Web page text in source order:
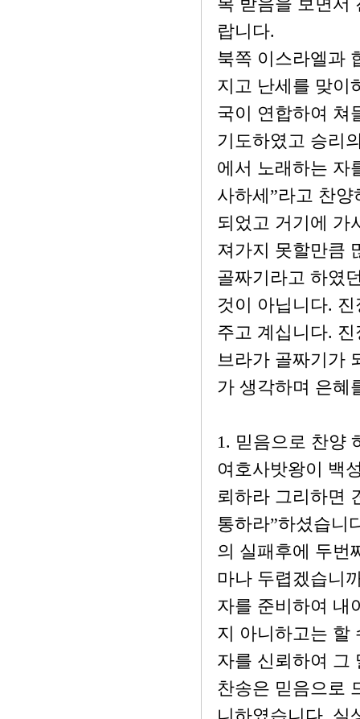
복 받음을 보면서
랍니다.
북쪽 이스라엘과
지고 난세를 맞이
국이 연합하여 쳐
기도하였고 승리
에서 노래하는 자
사하세”라고 찬
되었고 거기에 가
져가지 못할만큼
골짜기라고 하였
것이 아닙니다.
주고 계십니다.
브라가 골짜기가
가 생각하며 은혜
1. 믿음으로 찬양
여호사밧왕이 백
뢰하라 그리하면
통하라”하셨습니
의 실패후에 두번
마나 두렵겠습니
자를 준비하여 내
지 아니하고는 할
자를 신뢰하여 그
찬송은 믿음으로